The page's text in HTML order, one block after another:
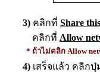
3) คลิกที่ Share
คลิกที่ Allow
* ถ้าไม่คลิก Allow
4) เสร็จแล้ว คลิกปุ่